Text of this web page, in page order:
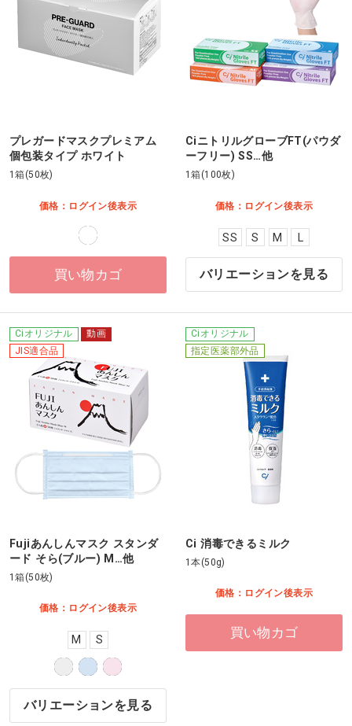
プレガードマスクプレミアム
個包装タイプ ホワイト
1箱(50枚)
価格：ログイン後表示
買い物カゴ
CiニトリルグローブFT(パウダ
ーフリー) SS…他
1箱(100枚)
価格：ログイン後表示
SS S M
バリエーションを見る
Ciオリジナル
動画
JIS適合品
Fujiあんしんマスク スタンダ
ード そら(ブルー) M…他
1箱(50枚)
価格：ログイン後表示
M S
バリエーションを見る
Ciオリジナル
指定医薬部外品
Ci 消毒できるミルク
1本(50g)
価格：ログイン後表示
買い物カゴ